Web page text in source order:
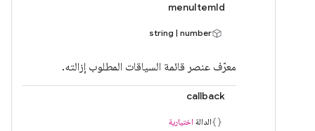
menuItemId
string | number
معرّف عنصر قائمة السياقات المطلوب إزالته.
callback
الدالة اختيارية